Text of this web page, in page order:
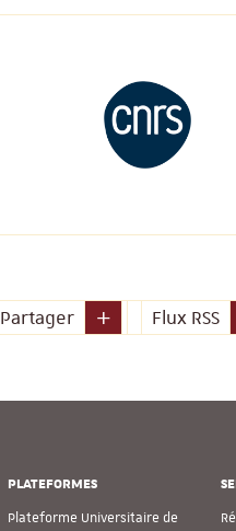
Partager Flux RSS
PLATEFORMES
Plateforme Universitaire de